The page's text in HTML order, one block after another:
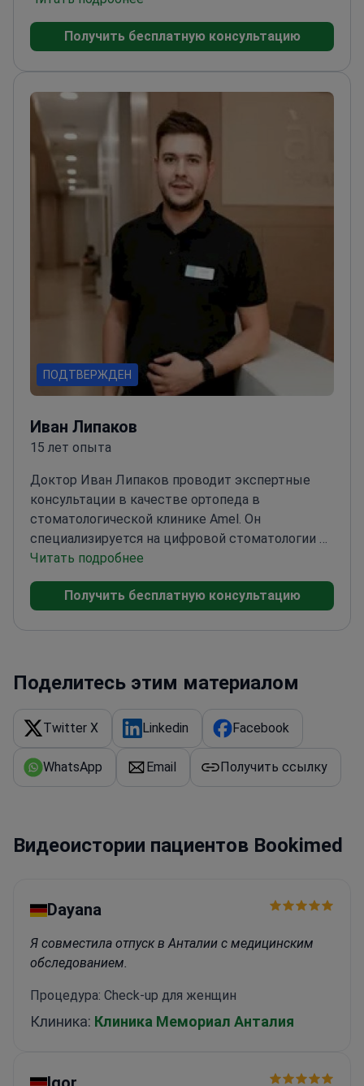
тазобедренного и коленного суставов. Эксперт
по операциям по замене тазобедренного и
(PRP) для ускорения заживления тканей с
использованием собственной крови
пациента
Выполняет пункции суставов для
диагностики и терапевтического
облегчения
Лечит сложные переломы костей и
деформации конечностей
Получить бесплатную консультацию
ПОДТВЕРЖДЕН
Иван Липаков
15 лет опыта
Доктор Иван Липаков проводит экспертные
консультации в качестве ортопеда в
стоматологической клинике Amel. Он
специализируется на цифровой стоматологии и
сложной ортопедической
реабилитации. Использует технологию
CAD/CAM для создания точных зубных
имплантатам Straumann – мирового лидера в
функциональные композитные протоколы для
долговечной реставрации зубов и эстетических
результатов
Использует специализированную
стоматологическую фотосъемку для
документирования состояния полости рта и
планирования эстетических
измененийУчаствовал в Международном
Читать подробнее
Получить бесплатную консультацию
Поделитесь этим материалом
Twitter X Linkedin Facebook
WhatsApp Email Получить ссылку
Видеоистории пациентов Bookimed
Dayana
Я совместила отпуск в Анталии с медицинским
обследованием.
Процедура: Check-up для женщин
Клиника: Клиника Мемориал Анталия